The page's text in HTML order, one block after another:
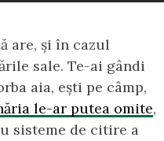
are, și în cazul
sale. Te-ai gândi
aia, ești pe câmp,
le-ar putea omite,
sisteme de citire a